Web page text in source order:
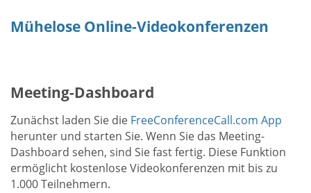
Mühelose Online-Videokonferenzen
Meeting-Dashboard
Zunächst laden Sie die FreeConferenceCall.com App
herunter und starten Sie. Wenn Sie das Meeting-
Dashboard sehen, sind Sie fast fertig. Diese Funktion
ermöglicht kostenlose Videokonferenzen mit bis zu
1.000 Teilnehmern.